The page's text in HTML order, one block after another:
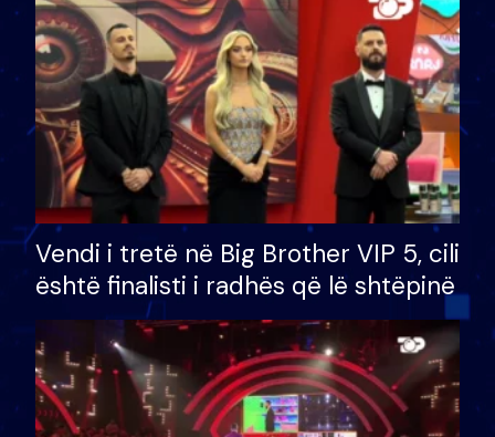
Vendi i tretë në Big Brother VIP 5, cili
është finalisti i radhës që lë shtëpinë